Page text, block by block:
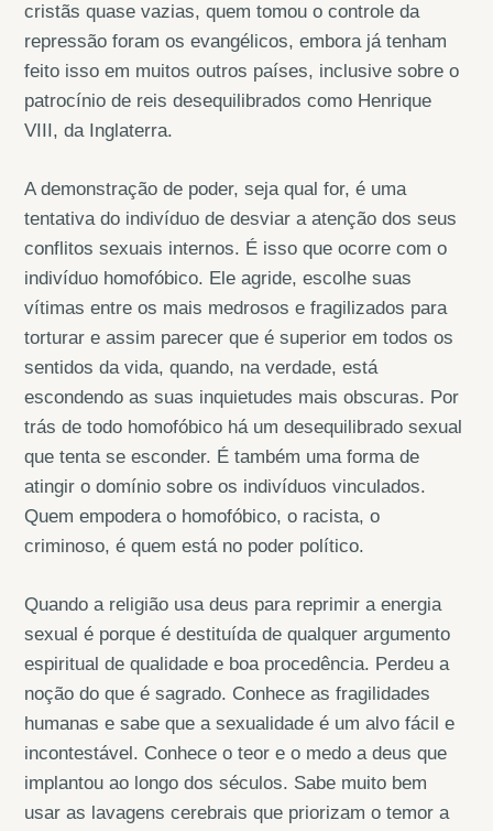
cristãs quase vazias, quem tomou o controle da
repressão foram os evangélicos, embora já tenham
feito isso em muitos outros países, inclusive sobre o
patrocínio de reis desequilibrados como Henrique
VIII, da Inglaterra.
A demonstração de poder, seja qual for, é uma
tentativa do indivíduo de desviar a atenção dos seus
conflitos sexuais internos. É isso que ocorre com o
indivíduo homofóbico. Ele agride, escolhe suas
vítimas entre os mais medrosos e fragilizados para
torturar e assim parecer que é superior em todos os
sentidos da vida, quando, na verdade, está
escondendo as suas inquietudes mais obscuras. Por
trás de todo homofóbico há um desequilibrado sexual
que tenta se esconder. É também uma forma de
atingir o domínio sobre os indivíduos vinculados.
Quem empodera o homofóbico, o racista, o
criminoso, é quem está no poder político.
Quando a religião usa deus para reprimir a energia
sexual é porque é destituída de qualquer argumento
espiritual de qualidade e boa procedência. Perdeu a
noção do que é sagrado. Conhece as fragilidades
humanas e sabe que a sexualidade é um alvo fácil e
incontestável. Conhece o teor e o medo a deus que
implantou ao longo dos séculos. Sabe muito bem
usar as lavagens cerebrais que priorizam o temor a